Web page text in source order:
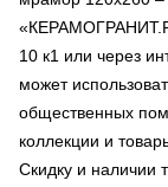
10 к1 или через
может
общественных
коллекции и
Скидку и наличии